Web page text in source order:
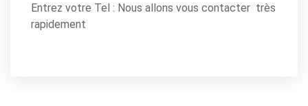
Entrez votre Tel : Nous allons vous contacter très
rapidement